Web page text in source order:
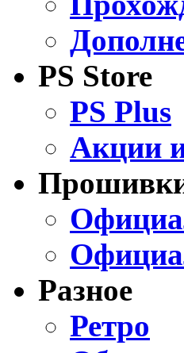
PS Store
PS Plus
Акции
Разное
Ретро